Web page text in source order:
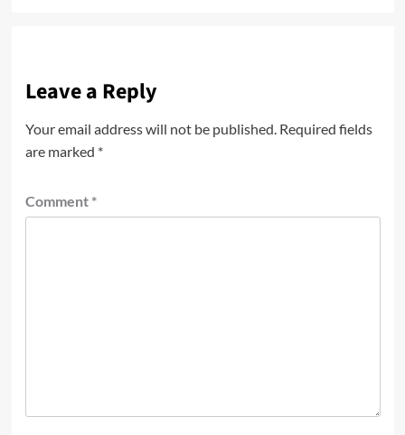
Leave a Reply
Your email address will not be published. Required fields
are marked *
Comment *